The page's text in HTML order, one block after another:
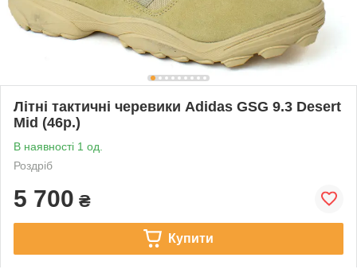
Літні тактичні черевики Adidas GSG 9.3 Desert
Mid (46р.)
В наявності 1 од.
Роздріб
5 700 ₴
Купити